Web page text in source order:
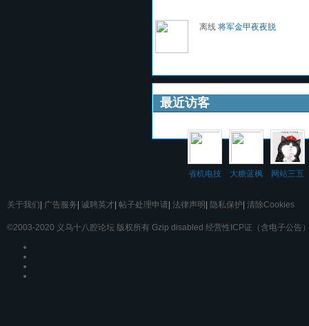
离线 将军金甲夜夜脱
最近访客
省机电技
大糖蓝枫 网站三五
关于我们| 广告服务| 诚聘英才| 帖子处理申请| 法律声明| 隐私保护| 清除Cookies
©2003-2020 义乌十八腔论坛 版权所有 Gzip disabled 经营性ICP证（含电子公告